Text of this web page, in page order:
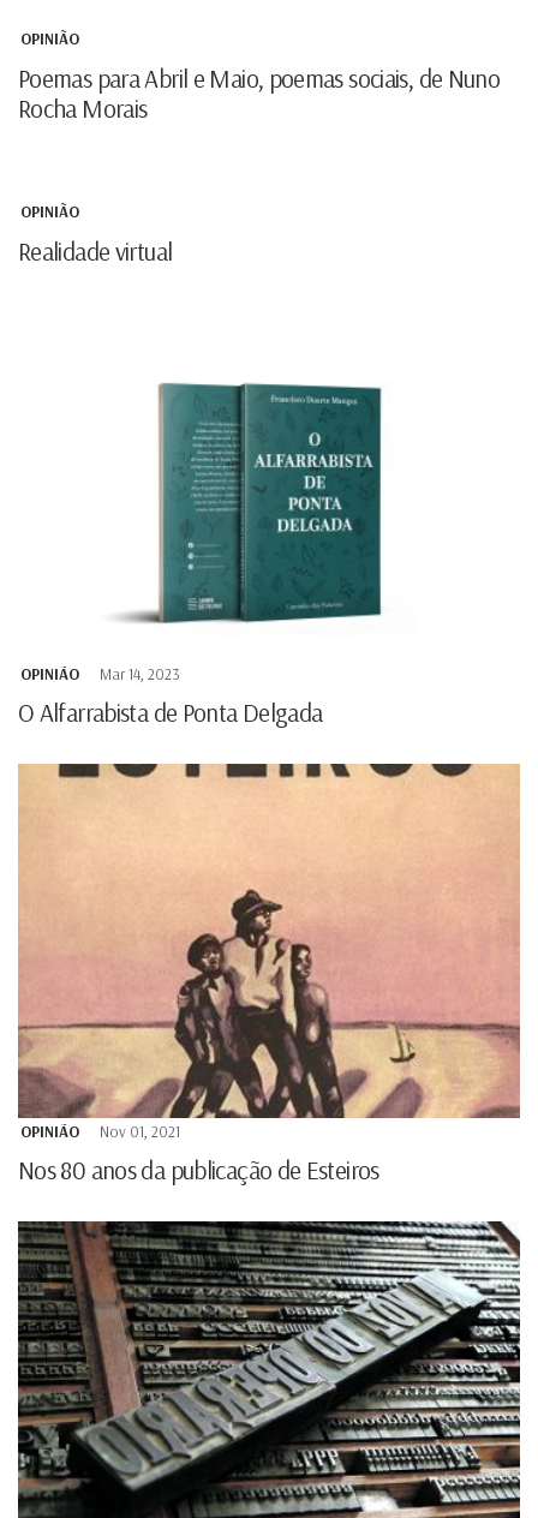
OPINIÃO
Poemas para Abril e Maio, poemas sociais, de Nuno
Rocha Morais
OPINIÃO
Realidade virtual
OPINIÃO Mar 14, 2023
O Alfarrabista de Ponta Delgada
OPINIÃO Nov 01, 2021
Nos 80 anos da publicação de Esteiros